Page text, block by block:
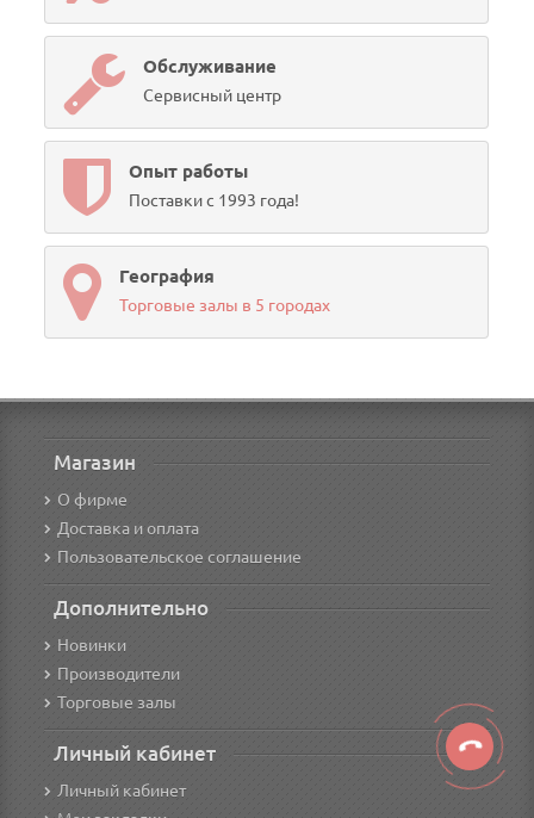
Обслуживание
Сервисный центр
Опыт работы
Поставки с 1993 года!
География
Торговые залы в 5 городах
Магазин
О фирме
Доставка и оплата
Пользовательское соглашение
Дополнительно
Новинки
Производители
Торговые залы
Личный кабинет
Личный кабинет